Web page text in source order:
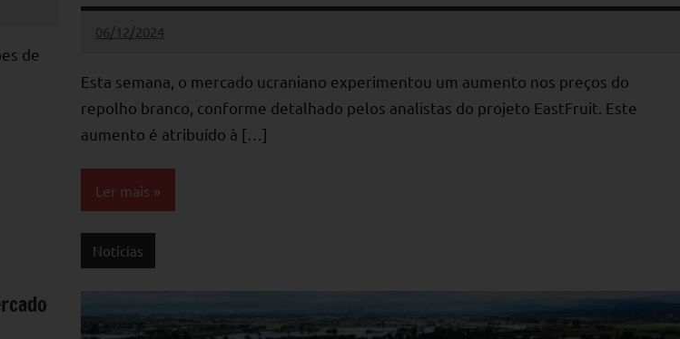
de
06/12/2024
admin
Nenhum
Esta semana, o mercado ucraniano experimentou um aumento nos preços do
repolho branco, conforme detalhado pelos analistas do projeto EastFruit. Este
aumento é atribuído à […]
Ler mais
Notícias